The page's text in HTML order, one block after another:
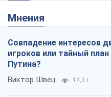
Мнения
Совпадение интересов
игроков или тайный
Путина?
Виктор Швец 14,3 т.